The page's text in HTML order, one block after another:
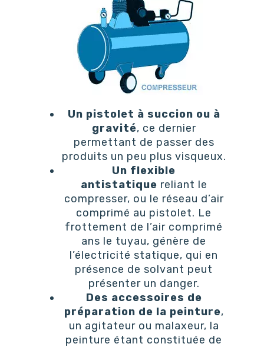
Un pistolet à succion ou à
gravité, ce dernier
permettant de passer des
produits un peu plus visqueux.
Un flexible
antistatique reliant le
compresser, ou le réseau d’air
comprimé au pistolet. Le
frottement de l’air comprimé
ans le tuyau, génère de
l’électricité statique, qui en
présence de solvant peut
présenter un danger.
Des accessoires de
préparation de la peinture,
un agitateur ou malaxeur, la
peinture étant constituée de